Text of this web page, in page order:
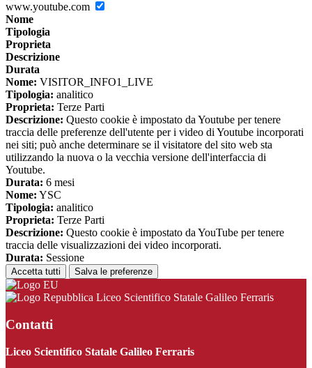
www.youtube.com
Nome
Tipologia
Proprieta
Descrizione
Durata
Nome: VISITOR_INFO1_LIVE
Tipologia: analitico
Proprieta: Terze Parti
Descrizione: Questo cookie è impostato da Youtube per tenere
traccia delle preferenze dell'utente per i video di Youtube incorporati
nei siti; può anche determinare se il visitatore del sito web sta
utilizzando la nuova o la vecchia versione dell'interfaccia di
Youtube.
Durata: 6 mesi
Nome: YSC
Tipologia: analitico
Proprieta: Terze Parti
Descrizione: Questo cookie è impostato da YouTube per tenere
traccia delle visualizzazioni dei video incorporati.
Durata: Sessione
Accetta tutti Salva le preferenze
Liceo Scientifico Statale Galileo Ferraris
Contatti
Liceo Scientifico Statale Galileo Ferraris